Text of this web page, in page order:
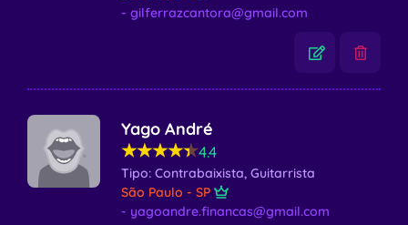
- gilferrazcantora@gmail.com
Yago André
★★★★★
★★★★★4.4
Tipo: Contrabaixista, Guitarrista
São Paulo - SP
- yagoandre.financas@gmail.com